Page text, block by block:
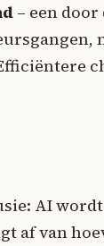
– een
AI wordt
af van